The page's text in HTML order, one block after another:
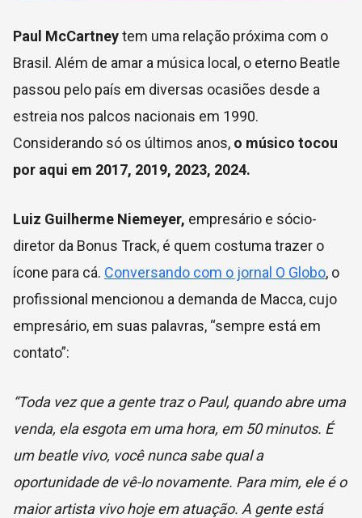
Paul McCartneytem uma relação próxima com o
Brasil. Além de amar a música local, o eterno Beatle
passou pelo país em diversas ocasiões desde a
estreia nos palcos nacionais em 1990.
Considerando só os últimos anos, o músico tocou
por aqui em 2017, 2019, 2023, 2024.
Luiz Guilherme Niemeyer, empresário e sócio-
diretor da Bonus Track, é quem costuma trazer o
ícone para cá. Conversando com o jornal O Globo, o
profissional mencionou a demanda de Macca, cujo
empresário, em suas palavras, “sempre está em
contato”:
“Toda vez que a gente traz o Paul, quando abre uma
venda, ela esgota em uma hora, em 50 minutos. É
um beatle vivo, você nunca sabe qual a
oportunidade de vê-lo novamente. Para mim, ele é o
maior artista vivo hoje em atuação. A gente está